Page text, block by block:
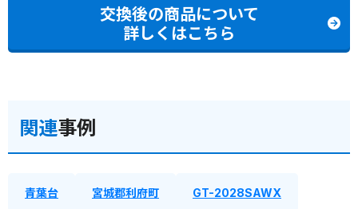
交換後の商品について
詳しくはこちら
関連事例
青葉台 宮城郡利府町 GT-2028SAWX